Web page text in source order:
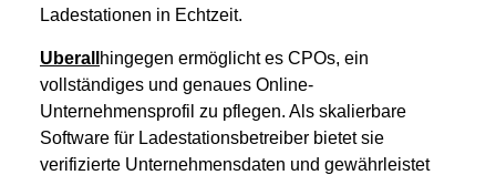
Ladestationen in Echtzeit.
Uberall hingegen ermöglicht es CPOs, ein
vollständiges und genaues Online-
Unternehmensprofil zu pflegen. Als skalierbare
Software für Ladestationsbetreiber bietet sie
verifizierte Unternehmensdaten und gewährleistet